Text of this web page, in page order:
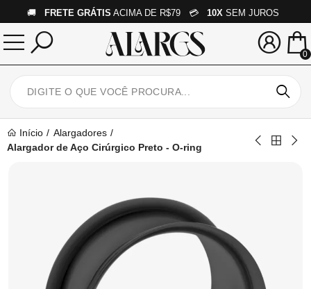
🚚 FRETE GRÁTIS ACIMA DE R$79 💳 10X SEM JUROS
0
Início
Alargadores
Alargador de Aço Cirúrgico Preto - O-ring